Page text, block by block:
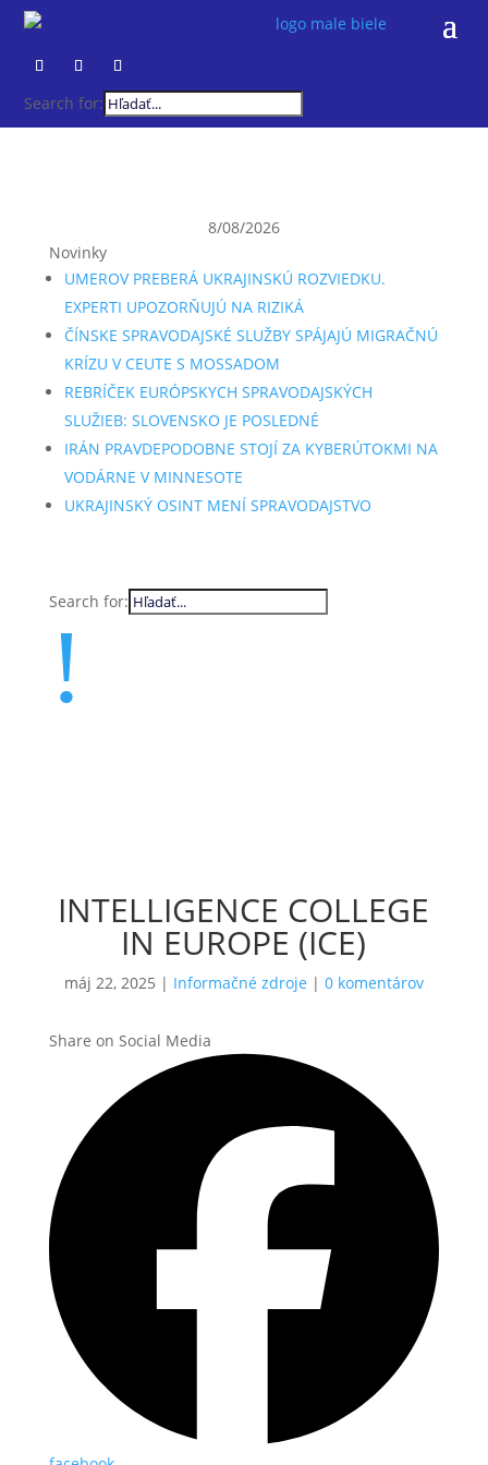
Search for:
8/08/2026
Novinky
UMEROV PREBERÁ UKRAJINSKÚ ROZVIEDKU.
EXPERTI UPOZORŇUJÚ NA RIZIKÁ
ČÍNSKE SPRAVODAJSKÉ SLUŽBY SPÁJAJÚ MIGRAČNÚ
KRÍZU V CEUTE S MOSSADOM
REBRÍČEK EURÓPSKYCH SPRAVODAJSKÝCH
SLUŽIEB: SLOVENSKO JE POSLEDNÉ
IRÁN PRAVDEPODOBNE STOJÍ ZA KYBERÚTOKMI NA
VODÁRNE V MINNESOTE
UKRAJINSKÝ OSINT MENÍ SPRAVODAJSTVO
Search for:
!
INTELLIGENCE COLLEGE
IN EUROPE (ICE)
máj 22, 2025 | Informačné zdroje | 0 komentárov
Share on Social Media